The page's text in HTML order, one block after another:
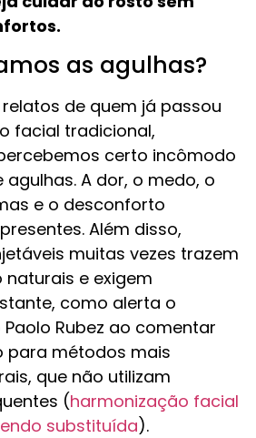
as agulhas?
de quem já passou
facial tradicional,
certo incômodo
A dor, o medo, o
e o desconforto
Além disso,
muitas vezes trazem
e exigem
como alerta o
Rubez ao comentar
para métodos mais
que não utilizam
(harmonização facial
substituída).